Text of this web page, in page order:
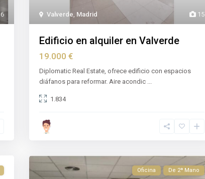
6 15
Valverde, Madrid
Edificio en alquiler en Valverde
19.000 €
Diplomatic Real Estate, ofrece edificio con espacios
diáfanos para reformar. Aire acondic ...
1.834
Oficina De 2ª Mano